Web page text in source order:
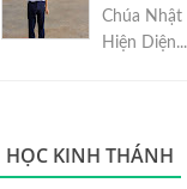
Chúa Nhật
Hiện Diện...
HỌC KINH THÁNH